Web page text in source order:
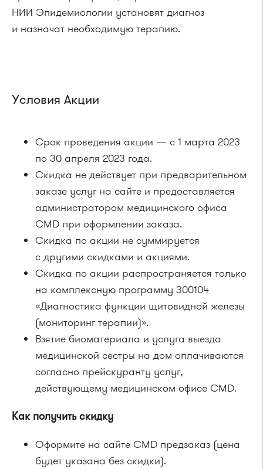
НИИ Эпидемиологии установят диагноз
и назначат необходимую терапию.
Условия Акции
Срок проведения акции — с 1 марта 2023
по 30 апреля 2023 года.
Скидка не действует при предварительном
заказе услуг на сайте и предоставляется
администратором медицинского офиса
CMD при оформлении заказа.
Скидка по акции не суммируется
с другими скидками и акциями.
Скидка по акции распространяется только
на комплексную программу 300104
«Диагностика функции щитовидной железы
(мониторинг терапии)».
Взятие биоматериала и услуга выезда
медицинской сестры на дом оплачиваются
согласно прейскуранту услуг,
действующему медицинском офисе CMD.
Как получить скидку
Оформите на сайте CMD предзаказ (цена
будет указана без скидки).